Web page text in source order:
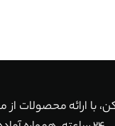
با ارائه محصولات